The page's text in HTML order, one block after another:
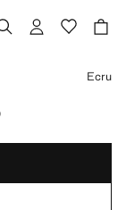
Ecru